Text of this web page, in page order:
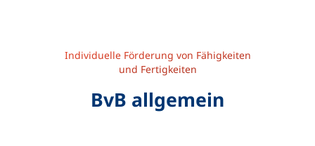
Individuelle Förderung von Fähigkeiten
und Fertigkeiten
BvB allgemein